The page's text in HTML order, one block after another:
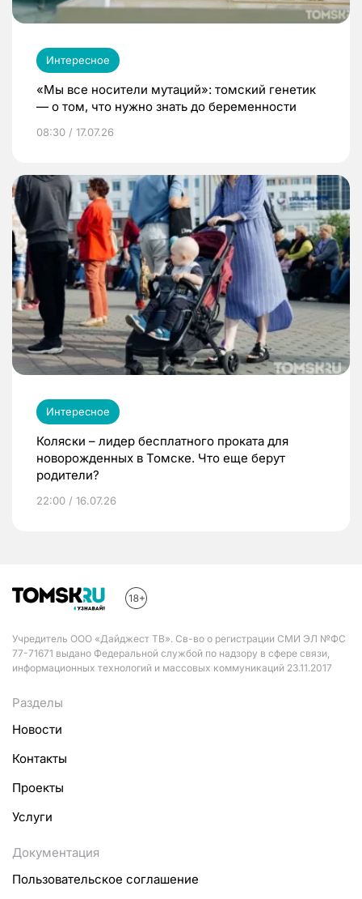
Интересное
«Мы все носители мутаций»: томский генетик
— о том, что нужно знать до беременности
08:30 / 17.07.26
Интересное
Коляски – лидер бесплатного проката для
новорожденных в Томске. Что еще берут
родители?
22:00 / 16.07.26
Учредитель ООО «Дайджест ТВ». Св-во о регистрации СМИ ЭЛ №ФС
77-71671 выдано Федеральной службой по надзору в сфере связи,
информационных технологий и массовых коммуникаций 23.11.2017
Разделы
Новости
Контакты
Проекты
Услуги
Документация
Пользовательское соглашение